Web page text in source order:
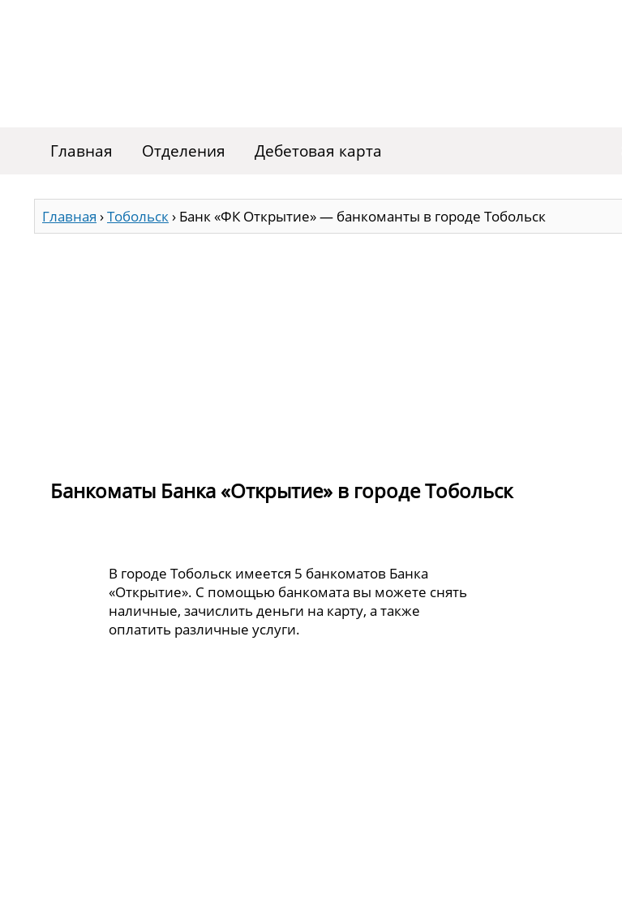
Главная Отделения Дебетовая карта
Главная ›Тобольск› Банк «ФК Открытие» — банкоманты в городе Тобольск
Банкоматы Банка «Открытие» в городе Тобольск
В городе Тобольск имеется 5 банкоматов Банка
«Открытие». С помощью банкомата вы можете снять
наличные, зачислить деньги на карту, а также
оплатить различные услуги.